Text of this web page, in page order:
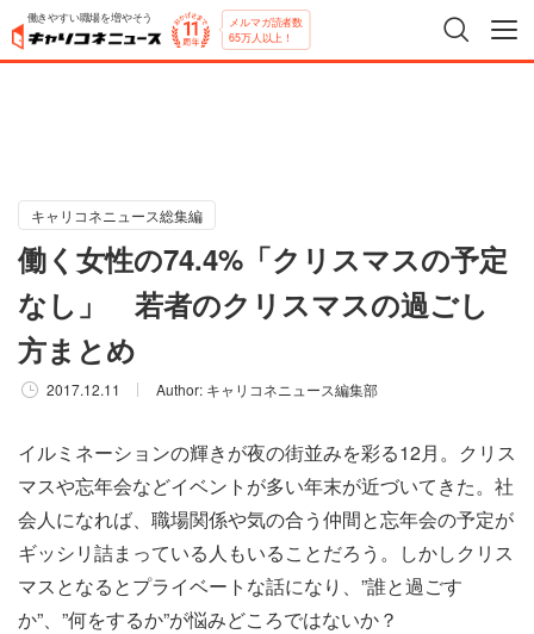
働きやすい職場を増やそう メルマガ読者数
65万人以上！
キャリコネニュース総集編
働く女性の74.4%「クリスマスの予定
なし」 若者のクリスマスの過ごし
方まとめ
2017.12.11 Author: キャリコネニュース編集部
イルミネーションの輝きが夜の街並みを彩る12月。クリス
マスや忘年会などイベントが多い年末が近づいてきた。社
会人になれば、職場関係や気の合う仲間と忘年会の予定が
ギッシリ詰まっている人もいることだろう。しかしクリス
マスとなるとプライベートな話になり、”誰と過ごす
か”、”何をするか”が悩みどころではないか？